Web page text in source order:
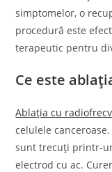
simptomelor, o
procedură este
terapeutic pentru
Ce este
Ablația cu
celulele
sunt trecuți printr-
electrod cu ac.